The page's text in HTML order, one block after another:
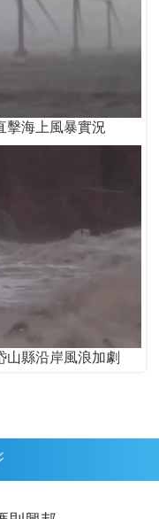
擊海上風暴實況
縣沿岸風浪加劇